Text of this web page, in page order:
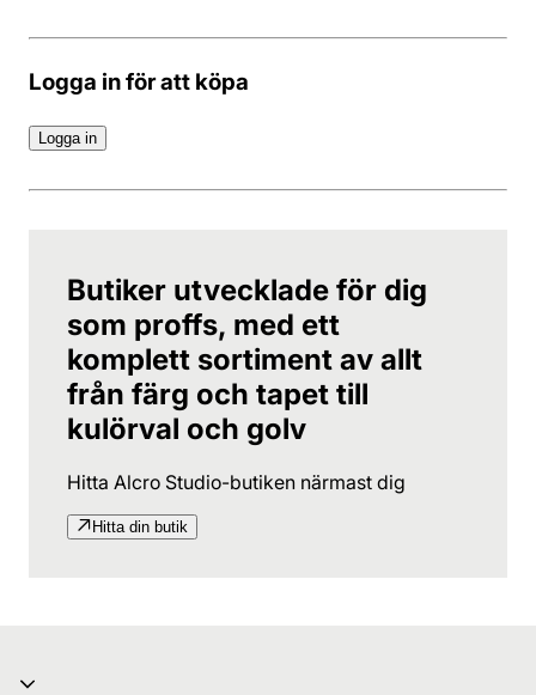
Logga in för att köpa
Logga in
Butiker utvecklade för dig
som proffs, med ett
komplett sortiment av allt
från färg och tapet till
kulörval och golv
Hitta Alcro Studio-butiken närmast dig
Hitta din butik